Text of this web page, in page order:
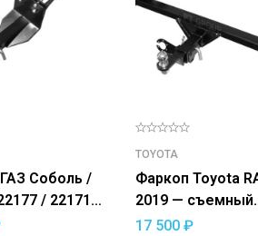
Соболь /
/ 221717
квадрат
TOYOTA
Фаркоп Toyota
2019 — съемный
квадрат
17 500 ₽